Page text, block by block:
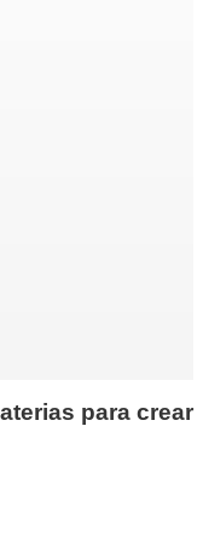
para crear